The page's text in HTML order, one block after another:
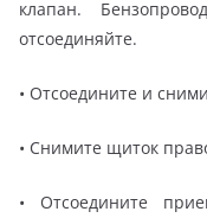
клапан.
отсоединяйте.
• Отсоедините и
• Снимите щиток
• Отсоедините